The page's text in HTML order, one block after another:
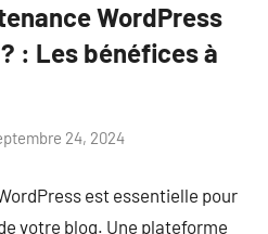
WordPress
: Les bénéfices à
24, 2024
est essentielle pour
votre blog. Une plateforme